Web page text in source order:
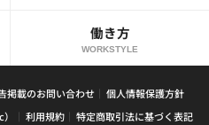
働き方
WORKSTYLE
掲載のお問い合わせ
個人情報保護方針
利用規約
特定商取引法に基づく表記